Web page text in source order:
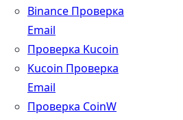
Binance Проверка
Email
Проверка Kucoin
Kucoin Проверка
Email
Проверка CoinW